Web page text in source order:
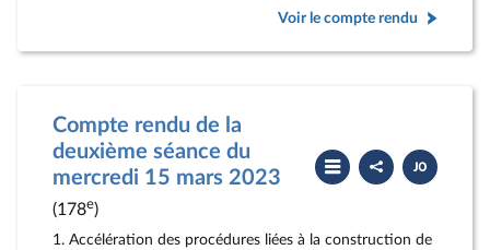
Voir le compte rendu
Compte rendu de la
deuxième séance du
mercredi 15 mars 2023
(178e)
Partager
le
compte
Télécharger
le
PDF
1. Accélération des procédures liées à la construction de